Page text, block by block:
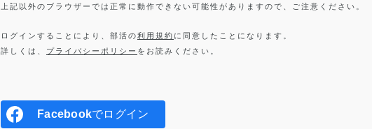
上記以外のブラウザーでは正常に動作できない可能性がありますので、ご注意ください。
ログインすることにより、部活の利用規約 に同意したことになります。
詳しくは、 プライバシーポリシー をお読みください。
Facebookでログイン